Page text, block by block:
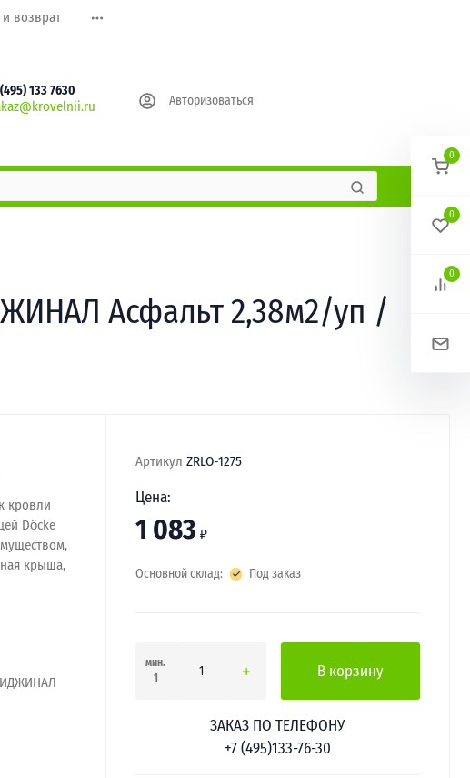
возврат
133 7630
Авторизоваться
Асфальт 2,38м2/уп /
кровли
Dӧcke
крыша,
Артикул ZRLO-1275
Цена:
1 083 ₽
Основной склад: Под заказ
мин.
1
В корзину
ЗАКАЗ ПО ТЕЛЕФОНУ
+7 (495)133-76-30
0
0
0